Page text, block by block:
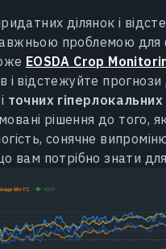
ділянок і
проблемою
EOSDA Crop
і відстежуйте
точних
рішення до того,
сонячне
вам потрібно знати